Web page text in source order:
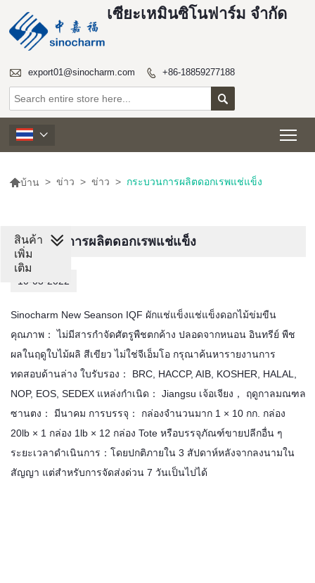
เซียะเหมินซิโนฟาร์ม จำกัด
 export01@sinocharm.com  +86-18859277188


บ้าน > ข่าว > ข่าว > กระบวนการผลิตดอกเรพแช่แข็ง
กระบวนการผลิตดอกเรพแช่แข็ง
10-03-2022
Sinocharm New Seanson IQF ผักแช่แข็งแช่แข็งดอกไม้ข่มขืน
คุณภาพ： ไม่มีสารกำจัดศัตรูพืชตกค้าง ปลอดจากหนอน อินทรีย์ พืช
ผลในฤดูใบไม้ผลิ สีเขียว ไม่ใช่จีเอ็มโอ กรุณาค้นหารายงานการ
ทดสอบด้านล่าง ใบรับรอง： BRC, HACCP, AIB, KOSHER, HALAL,
NOP, EOS, SEDEX แหล่งกำเนิด： Jiangsu เจ้อเจียง， ฤดูกาลมณฑล
ซานตง： มีนาคม การบรรจุ： กล่องจำนวนมาก 1 × 10 กก. กล่อง
20lb × 1 กล่อง 1lb × 12 กล่อง Tote หรือบรรจุภัณฑ์ขายปลีกอื่น ๆ
ระยะเวลาดำเนินการ：โดยปกติภายใน 3 สัปดาห์หลังจากลงนามใน
สัญญา แต่สำหรับการจัดส่งด่วน 7 วันเป็นไปได้
สินค้า
เพิ่ม
เติม